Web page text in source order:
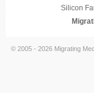
Silicon
© 2005 - 2026 Migrating